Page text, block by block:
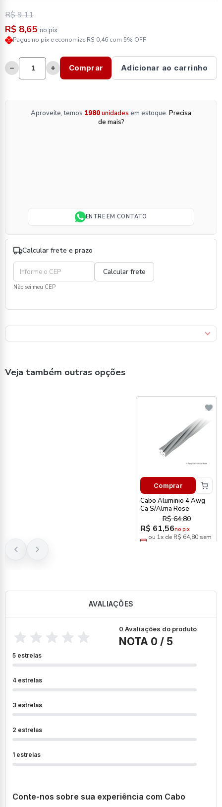
R$ 9,11
R$ 8,65 no pix
Pague no pix e economize R$ 0,46 com 5% OFF
− + Comprar Adicionar ao carrinho
Aproveite, temos 1980unidades em estoque. Precisa
de mais?
ENTRE EM CONTATO
Calcular frete e prazo
Não sei meu CEP
Veja também outras opções
Comprar
Cabo Aluminio 4 Awg
Ca S/Alma Rose
R$ 64,80
R$ 61,56no pix
ou 1x de R$ 64,80 sem
AVALIAÇÕES
0 Avaliações do produto
NOTA 0 / 5
5 estrelas
4 estrelas
3 estrelas
2 estrelas
1 estrelas
Conte-nos sobre sua experiência com Cabo